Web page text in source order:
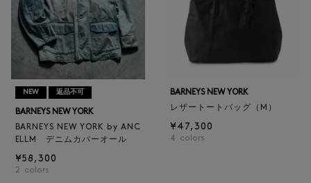
NEW 返品不可
BARNEYS NEW YORK
BARNEYS NEW YORK by ANC
ELLM デニムカバーオール
¥58,300
2 colors
BARNEYS NEW YORK
レザートートバッグ（M）
¥47,300
4 colors